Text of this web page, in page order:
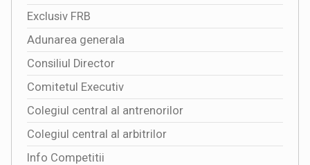
Exclusiv FRB
Adunarea generala
Consiliul Director
Comitetul Executiv
Colegiul central al antrenorilor
Colegiul central al arbitrilor
Info Competitii